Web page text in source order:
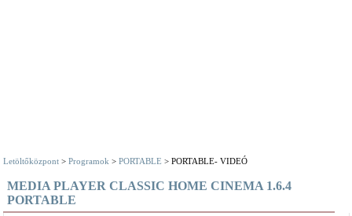
Letöltőközpont >Programok >PORTABLE > PORTABLE- VIDEÓ
MEDIA PLAYER CLASSIC HOME CINEMA 1.6.4
PORTABLE